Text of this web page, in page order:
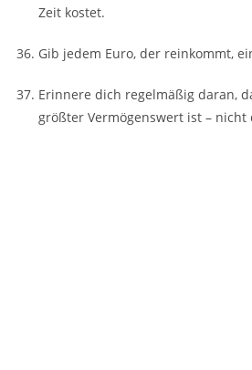
Zeit kostet.
Gib jedem Euro, der reinkommt,
Erinnere dich regelmäßig daran,
größter Vermögenswert ist –